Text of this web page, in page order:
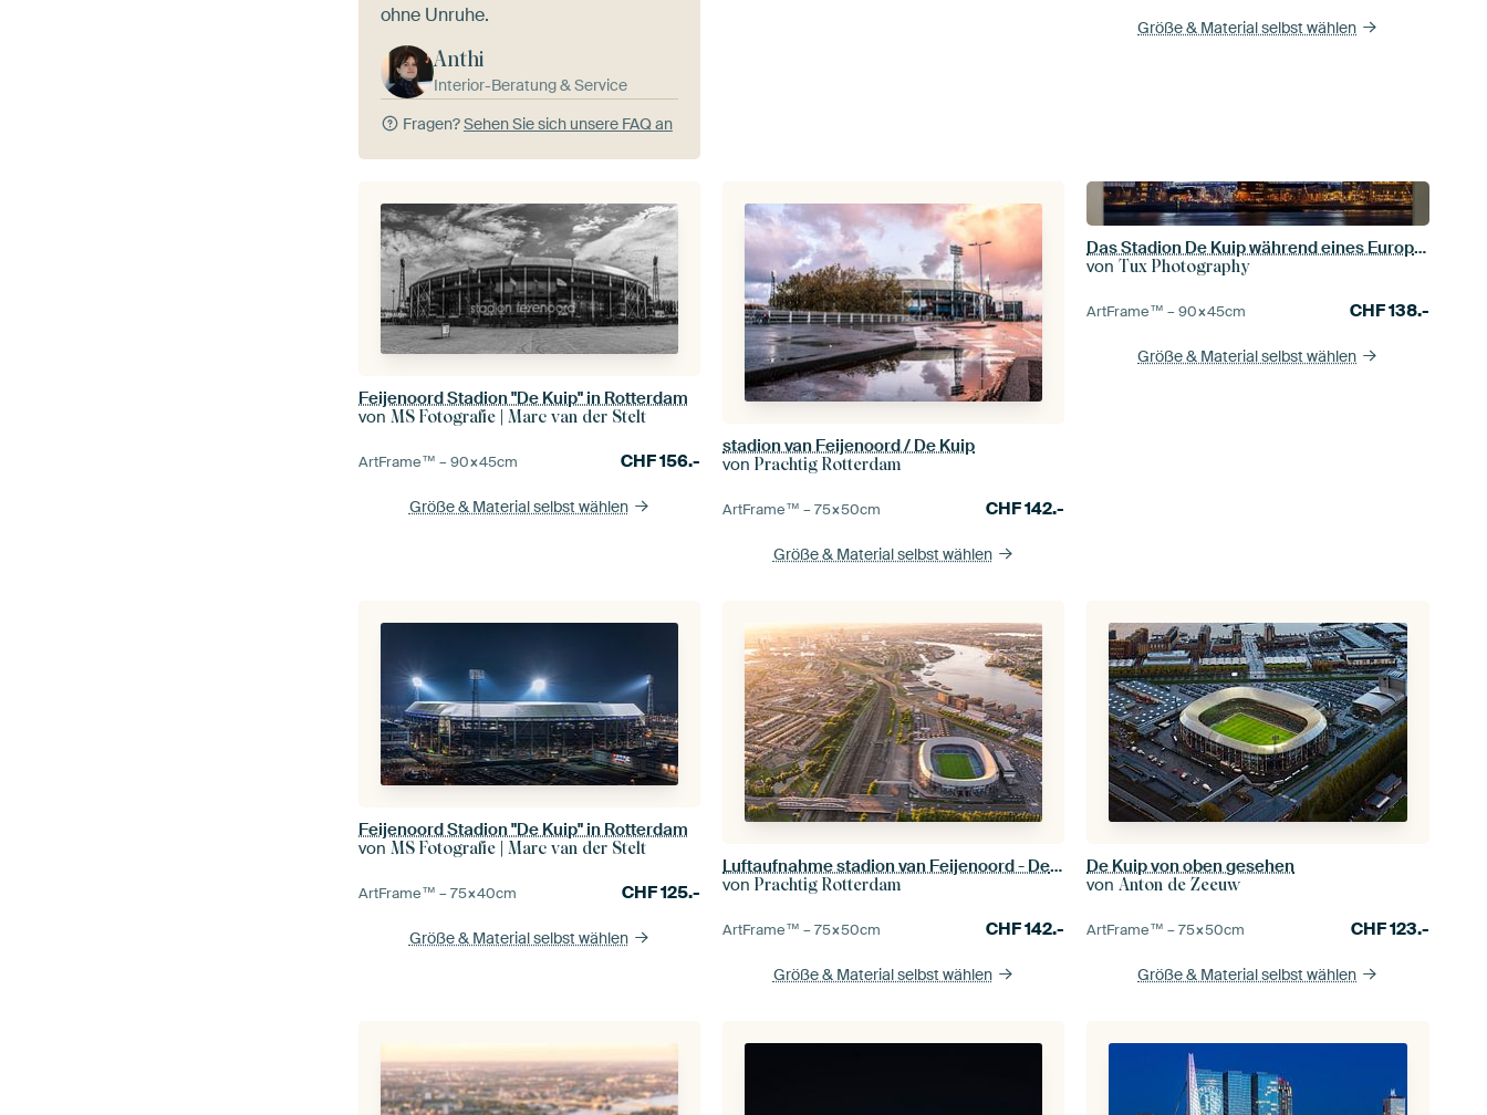
ohne Unruhe.
Anthi
Interior-Beratung & Service
Fragen?Sehen Sie sich unsere FAQ an
Größe & Material selbst wählen
Feijenoord Stadion "De Kuip" in Rotterdam
vonMS Fotografie | Marc van der Stelt
ArtFrame™ –90×45cm CHF156.-
Größe & Material selbst wählen
stadion van Feijenoord / De Kuip
vonPrachtig Rotterdam
ArtFrame™ –75×50cm CHF142.-
Größe & Material selbst wählen
Das Stadion De Kuip während eines Europa-League-Abends
vonTux Photography
ArtFrame™ –90×45cm CHF138.-
Größe & Material selbst wählen
Feijenoord Stadion "De Kuip" in Rotterdam
vonMS Fotografie | Marc van der Stelt
ArtFrame™ –75×40cm CHF125.-
Größe & Material selbst wählen
Luftaufnahme stadion van Feijenoord - De Kuip - Feijenoord
vonPrachtig Rotterdam
ArtFrame™ –75×50cm CHF142.-
Größe & Material selbst wählen
De Kuip von oben gesehen
vonAnton de Zeeuw
ArtFrame™ –75×50cm CHF123.-
Größe & Material selbst wählen